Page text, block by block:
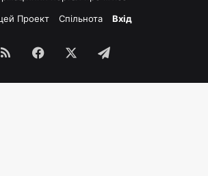
Проект
Спільнота Вхід
RSS Facebook